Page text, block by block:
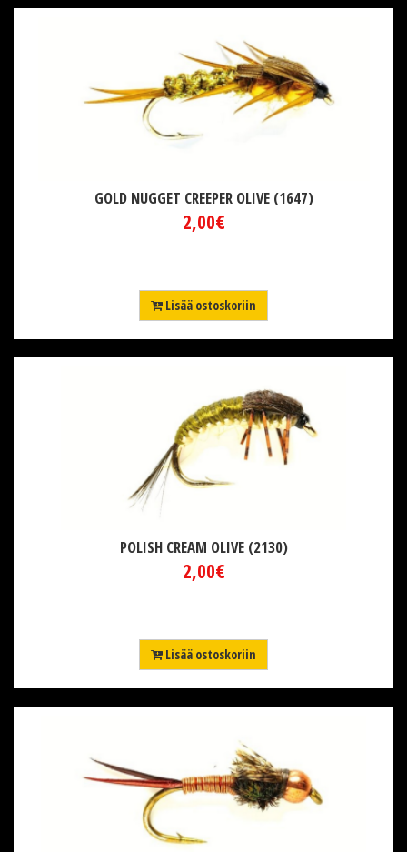
GOLD NUGGET CREEPER OLIVE (1647)
2,00€
Lisää ostoskoriin
POLISH CREAM OLIVE (2130)
2,00€
Lisää ostoskoriin